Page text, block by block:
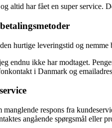
altid har fået en super service.
hurtige leveringstid og
endnu ikke har modtaget.
i Danmark og
manglende respons fra
angående spørgsmål eller